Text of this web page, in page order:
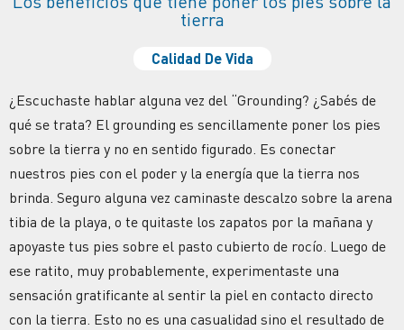
tierra
Calidad De Vida
¿Escuchaste hablar alguna vez del “Grounding? ¿Sabés de
qué se trata? El grounding es sencillamente poner los pies
sobre la tierra y no en sentido figurado. Es conectar
nuestros pies con el poder y la energía que la tierra nos
brinda. Seguro alguna vez caminaste descalzo sobre la arena
tibia de la playa, o te quitaste los zapatos por la mañana y
apoyaste tus pies sobre el pasto cubierto de rocío. Luego de
ese ratito, muy probablemente, experimentaste una
sensación gratificante al sentir la piel en contacto directo
con la tierra. Esto no es una casualidad sino el resultado de